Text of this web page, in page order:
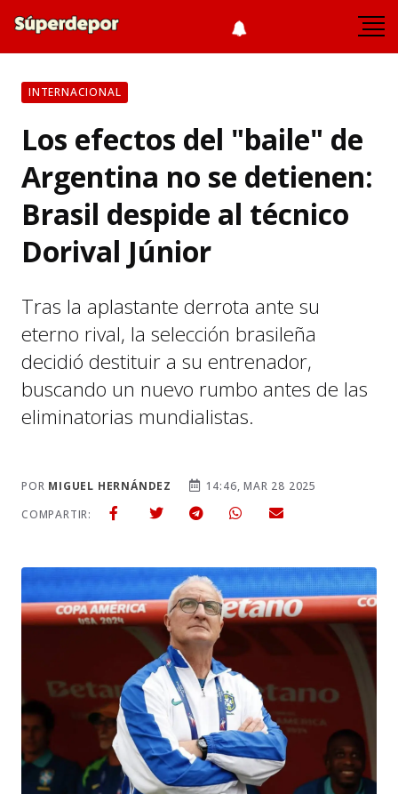
INTERNACIONAL
Los efectos del "baile" de
Argentina no se detienen:
Brasil despide al técnico
Dorival Júnior
Tras la aplastante derrota ante su
eterno rival, la selección brasileña
decidió destituir a su entrenador,
buscando un nuevo rumbo antes de las
eliminatorias mundialistas.
POR MIGUEL HERNÁNDEZ
14:46, MAR 28 2025
COMPARTIR: